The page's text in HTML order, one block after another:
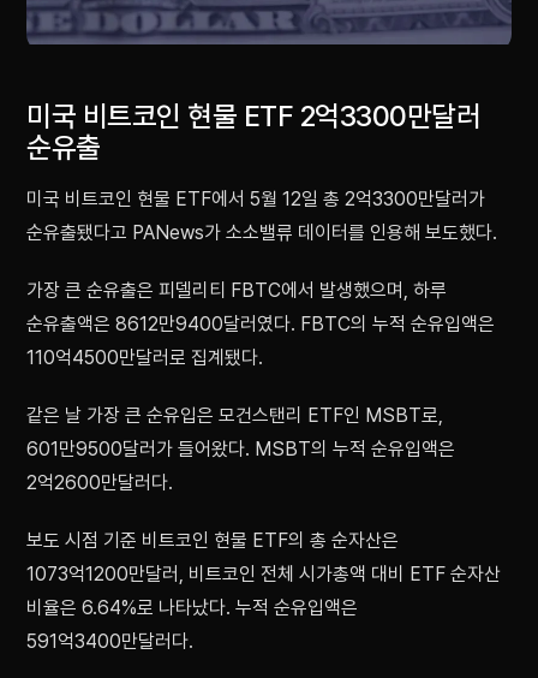
미국 비트코인 현물 ETF 2억3300만달러
순유출
미국 비트코인 현물 ETF에서 5월 12일 총 2억3300만달러가
순유출됐다고 PANews가 소소밸류 데이터를 인용해 보도했다.
가장 큰 순유출은 피델리티 FBTC에서 발생했으며, 하루
순유출액은 8612만9400달러였다. FBTC의 누적 순유입액은
110억4500만달러로 집계됐다.
같은 날 가장 큰 순유입은 모건스탠리 ETF인 MSBT로,
601만9500달러가 들어왔다. MSBT의 누적 순유입액은
2억2600만달러다.
보도 시점 기준 비트코인 현물 ETF의 총 순자산은
1073억1200만달러, 비트코인 전체 시가총액 대비 ETF 순자산
비율은 6.64%로 나타났다. 누적 순유입액은
591억3400만달러다.